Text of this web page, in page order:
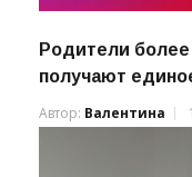
Родители
получают
Автор: Валентина